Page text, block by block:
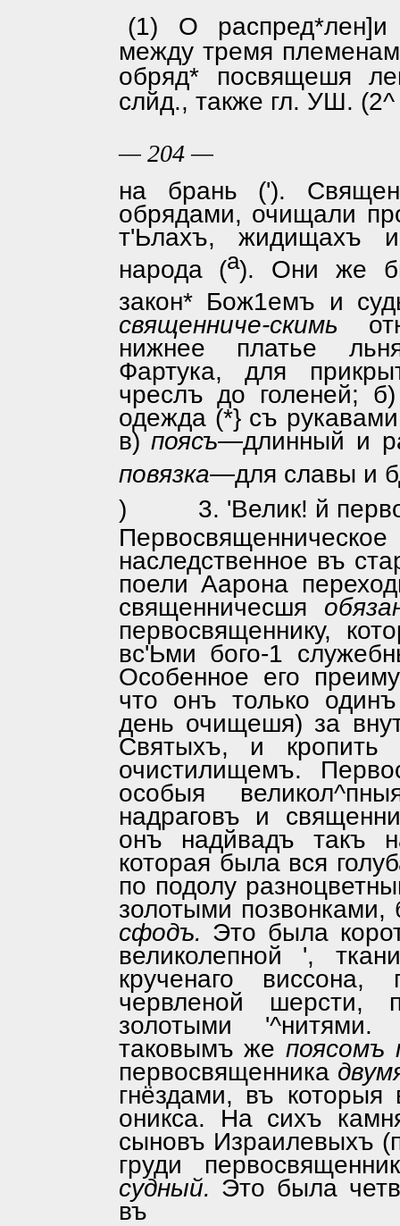
(1) О распред*лен]и
между тремя
обряд* посвящешя
слйд., также гл. УШ.
— 204 —
на брань (').
обрядами, очища­ли
т'Ьлахъ, жидищахъ и
народа (а). Они же
закон* Бож1емъ и
священниче-скимь
нижнее платье
Фартука, для
чреслъ до голеней;
одежда (*} съ
в)поясъ—длинный и
повязка—для славы и
)
3. 'Велик! й
наследственное въ
поели Аарона
священничесшя
первосвященнику,
вс'Ьми бого-1
Особенное его
что онъ только
день очищешя) за
Святыхъ, и кропить
очистилищемъ.
особыя
надраговъ и
онъ надйвадъ такъ
которая была вся
по подолу
золотыми
сфодъ. Это была
великолепной ',
крученаго
червленой шерсти,
золотыми
таковымъ жепоясомъ
первосвященника
гнёздами, въ
оникса. На сихъ
сыновъ Израилевыхъ
груди
судный. Это была
въ